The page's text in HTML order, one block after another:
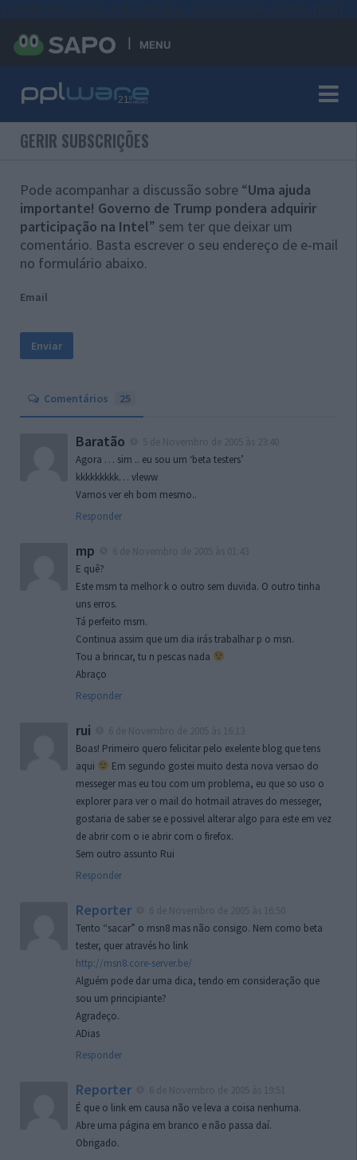
MENU
GERIR SUBSCRIÇÕES
Pode acompanhar a discussão sobre “Uma ajuda
importante! Governo de Trump pondera adquirir
participação na Intel” sem ter que deixar um
comentário. Basta escrever o seu endereço de e-mail
no formulário abaixo.
Email
Comentários 25
Baratão
Agora … sim .. eu sou um ‘beta testers’
kkkkkkkkk… vleww
Vamos ver eh bom mesmo..
Responder
mp
E quê?
Este msm ta melhor k o outro sem duvida. O outro tinha
uns erros.
Tá perfeito msm.
Continua assim que um dia irás trabalhar p o msn.
Tou a brincar, tu n pescas nada
Abraço
Responder
rui
Boas! Primeiro quero felicitar pelo exelente blog que tens
aqui
Em segundo gostei muito desta nova versao do
messeger mas eu tou com um problema, eu que so uso o
explorer para ver o mail do hotmail atraves do messeger,
gostaria de saber se e possivel alterar algo para este em vez
de abrir com o ie abrir com o firefox.
Sem outro assunto Rui
Responder
Reporter
Tento “sacar” o msn8 mas não consigo. Nem como beta
tester, quer através ho link
http://msn8.core-server.be/
Alguém pode dar uma dica, tendo em consideração que
sou um principiante?
Agradeço.
ADias
Responder
Reporter
É que o link em causa não ve leva a coisa nenhuma.
Abre uma página em branco e não passa daí.
Obrigado.